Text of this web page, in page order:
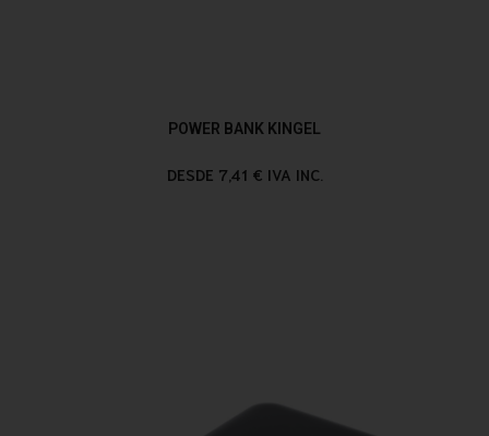
POWER BANK KINGEL
DESDE 7,41 € IVA INC.